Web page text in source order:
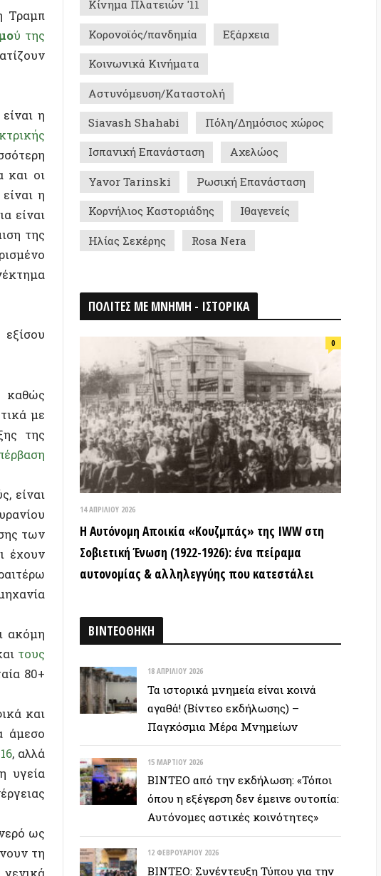
Yavor Tarinski Ρωσική Επανάσταση
Κορνήλιος Καστοριάδης Ιθαγενείς
Ηλίας Σεκέρης Rosa Nera
ΠΟΛΙΤΕΣ ΜΕ ΜΝΗΜΗ - ΙΣΤΟΡΙΚΑ
0
Η Αυτόνομη Αποικία «Κουζμπάς» της IWW στη
Σοβιετική Ένωση (1922-1926): ένα πείραμα
αυτονομίας & αλληλεγγύης που κατεστάλει
ΒΙΝΤΕΟΘΗΚΗ
18 ΑΠΡΙΛΊΟΥ 2026
Τα ιστορικά μνημεία είναι κοινά
αγαθά! (Βίντεο εκδήλωσης) –
15 ΜΑΡΤΊΟΥ 2026
ΒΙΝΤΕΟ από την εκδήλωση: «Τόποι
όπου η εξέγερση δεν έμεινε ουτοπία:
Αυτόνομες αστικές κοινότητες»
12 ΦΕΒΡΟΥΑΡΊΟΥ 2026
ΒΙΝΤΕΟ: Συνέντευξη Τύπου για την
Λ. Αλεξάνδρας – Αλληλεγγύη στον
απεργό πείνας
ΣΥΝΕΝΤΕΥΞΕΙΣ
28 ΙΟΥΝΊΟΥ 2026
Colin Ward: Ο σπόρος κάτω απο το
χιόνι (Autonomedia, 2001)
15 ΙΟΥΝΊΟΥ 2026
Συνέντευξη Zygmunt Bauman: Η